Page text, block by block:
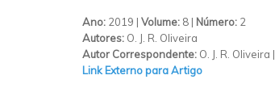
Ano: 2019 | Volume: 8 | Número: 2
Autores: O. J. R. Oliveira
Autor Correspondente: O. J. R. Oliveira |
Link Externo para Artigo